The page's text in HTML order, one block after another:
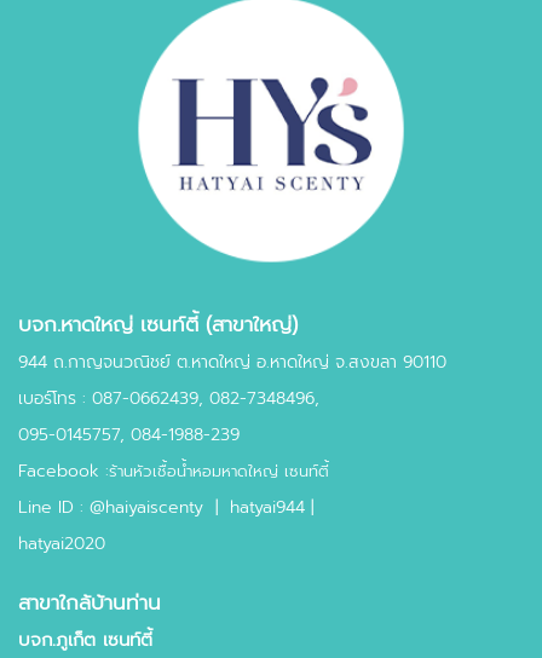
บจก.หาดใหญ่ เซนท์ตี้ (สาขาใหญ่)
944 ถ.กาญจนวณิชย์ ต.หาดใหญ่ อ.หาดใหญ่ จ.สงขลา 90110
เบอร์โทร : 087-0662439, 082-7348496,
095-0145757, 084-1988-239
Facebook :ร้านหัวเชื้อน้ำหอมหาดใหญ่ เซนท์ตี้
Line ID : @haiyaiscenty | hatyai944 |
hatyai2020
สาขาใกล้บ้านท่าน
บจก.ภูเก็ต เซนท์ตี้